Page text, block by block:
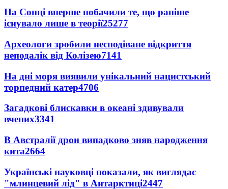
На Сонці вперше побачили те, що раніше
існувало лише в теорії25277
Археологи зробили несподіване відкриття
неподалік від Колізею7141
На дні моря виявили унікальний нацистський
торпедний катер4706
Загадкові блискавки в океані здивували
вчених3341
В Австралії дрон випадково зняв народження
кита2664
Українські науковці показали, як виглядає
"млинцевий лід" в Антарктиці2447